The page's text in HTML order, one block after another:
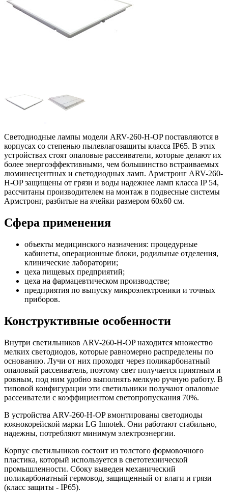
Светодиодные лампы модели ARV-260-H-OP поставляются в
корпусах со степенью пылевлагозащиты класса IP65. В этих
устройствах стоят опаловые рассеиватели, которые делают их
более энергоэффективными, чем большинство встраиваемых
люминесцентных и светодиодных ламп. Армстронг ARV-260-
H-OP защищены от грязи и воды надежнее ламп класса IP 54,
рассчитаны производителем на монтаж в подвесные системы
Армстронг, разбитые на ячейки размером 60х60 см.
Сфера применения
объекты медицинского назначения: процедурные
кабинеты, операционные блоки, родильные отделения,
клинические лаборатории;
цеха пищевых предприятий;
цеха на фармацевтическом производстве;
предприятия по выпуску микроэлектроники и точных
приборов.
Конструктивные особенности
Внутри светильников ARV-260-H-OP находится множество
мелких светодиодов, которые равномерно распределены по
основанию. Лучи от них проходят через поликарбонатный
опаловый рассеиватель, поэтому свет получается приятным и
ровным, под ним удобно выполнять мелкую ручную работу. В
типовой конфигурации эти светильники получают опаловые
рассеиватели с коэффициентом светопропускания 70%.
В устройства ARV-260-H-OP вмонтированы светодиоды
южнокорейской марки LG Innotek. Они работают стабильно,
надежны, потребляют минимум электроэнергии.
Корпус светильников состоит из толстого формовочного
пластика, который используется в светотехнической
промышленности. Сбоку выведен механический
поликарбонатный гермовод, защищенный от влаги и грязи
(класс защиты - IP65).